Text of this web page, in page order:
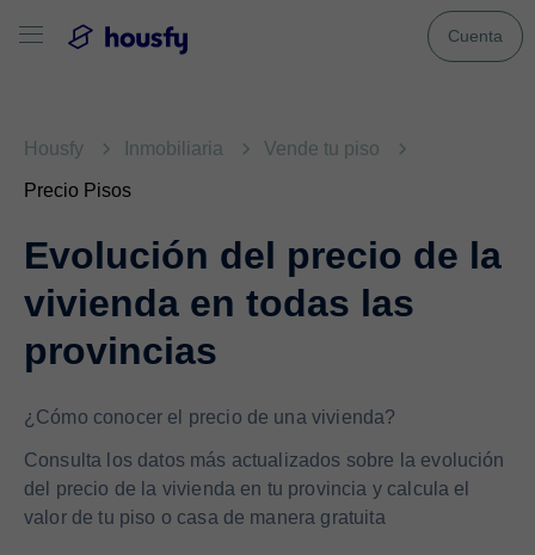
Cuenta
Housfy Inmobiliaria Vende tu piso
Precio Pisos
Evolución del precio de la
vivienda en todas las
provincias
¿Cómo conocer el precio de una vivienda?
Consulta los datos más actualizados sobre la evolución
del precio de la vivienda en tu provincia y calcula el
valor de tu piso o casa de manera gratuita